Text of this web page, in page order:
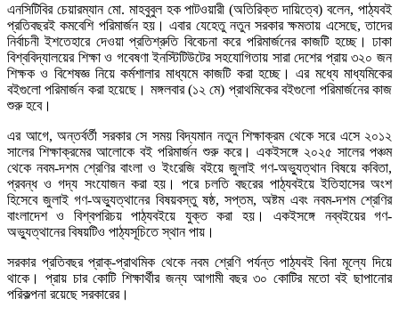
এনসিটিবির চেয়ারম্যান মো. মাহবুবুল হক পাটওয়ারী (অতিরিক্ত দায়িত্বে) বলেন, পাঠ্যবই
প্রতিবছরই কমবেশি পরিমার্জন হয়। এবার যেহেতু নতুন সরকার ক্ষমতায় এসেছে, তাদের
নির্বাচনী ইশতেহারে দেওয়া প্রতিশ্রুতি বিবেচনা করে পরিমার্জনের কাজটি হচ্ছে। ঢাকা
বিশ্ববিদ্যালয়ের শিক্ষা ও গবেষণা ইনস্টিটিউটের সহযোগিতায় সারা দেশের প্রায় ৩২০ জন
শিক্ষক ও বিশেষজ্ঞ নিয়ে কর্মশালার মাধ্যমে কাজটি করা হচ্ছে। এর মধ্যে মাধ্যমিকের
বইগুলো পরিমার্জন করা হয়েছে। মঙ্গলবার (১২ মে) প্রাথমিকের বইগুলো পরিমার্জনের কাজ
শুরু হবে।
এর আগে, অন্তর্বর্তী সরকার সে সময় বিদ্যমান নতুন শিক্ষাক্রম থেকে সরে এসে ২০১২
সালের শিক্ষাক্রমের আলোকে বই পরিমার্জন শুরু করে। একইসঙ্গে ২০২৫ সালের পঞ্চম
থেকে নবম-দশম শ্রেণির বাংলা ও ইংরেজি বইয়ে জুলাই গণ-অভ্যুত্থান বিষয়ে কবিতা,
প্রবন্ধ ও গদ্য সংযোজন করা হয়। পরে চলতি বছরের পাঠ্যবইয়ে ইতিহাসের অংশ
হিসেবে জুলাই গণ-অভ্যুত্থানের বিষয়বস্তু ষষ্ঠ, সপ্তম, অষ্টম এবং নবম-দশম শ্রেণির
বাংলাদেশ ও বিশ্বপরিচয় পাঠ্যবইয়ে যুক্ত করা হয়। একইসঙ্গে নব্বইয়ের গণ-
অভ্যুত্থানের বিষয়টিও পাঠ্যসূচিতে স্থান পায়।
সরকার প্রতিবছর প্রাক্-প্রাথমিক থেকে নবম শ্রেণি পর্যন্ত পাঠ্যবই বিনা মূল্যে দিয়ে
থাকে। প্রায় চার কোটি শিক্ষার্থীর জন্য আগামী বছর ৩০ কোটির মতো বই ছাপানোর
পরিকল্পনা রয়েছে সরকারের।